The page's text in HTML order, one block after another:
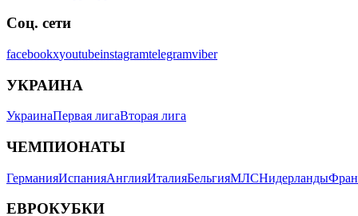
Соц. сети
facebookxyoutubeinstagramtelegramviber
УКРАИНА
УкраинаПервая лигаВторая лига
ЧЕМПИОНАТЫ
ГерманияИспанияАнглияИталияБельгияМЛСНидерланды
ЕВРОКУБКИ